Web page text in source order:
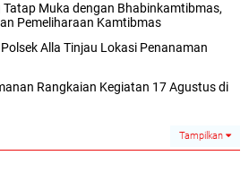
Tatap Muka dengan Bhabinkamtibmas,
Pemeliharaan Kamtibmas
Alla Tinjau Lokasi Penanaman
Rangkaian Kegiatan 17 Agustus di
Tampilkan